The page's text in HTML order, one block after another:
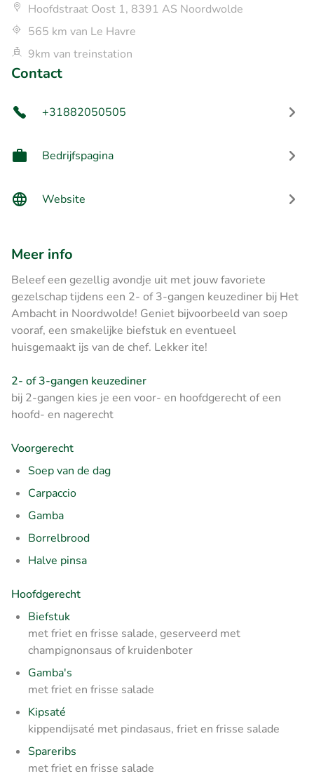
Hoofdstraat Oost 1, 8391 AS Noordwolde
565 km van Le Havre
9km van treinstation
Contact
+31882050505
Bedrijfspagina
Website
Meer info
Beleef een gezellig avondje uit met jouw favoriete
gezelschap tijdens een 2- of 3-gangen keuzediner bij Het
Ambacht in Noordwolde! Geniet bijvoorbeeld van soep
vooraf, een smakelijke biefstuk en eventueel
huisgemaakt ijs van de chef. Lekker ite!
2- of 3-gangen keuzediner
bij 2-gangen kies je een voor- en hoofdgerecht of een
hoofd- en nagerecht
Voorgerecht
Soep van de dag
Carpaccio
Gamba
Borrelbrood
Halve pinsa
Hoofdgerecht
Biefstuk
met friet en frisse salade, geserveerd met
champignonsaus of kruidenboter
Gamba's
met friet en frisse salade
Kipsaté
kippendijsaté met pindasaus, friet en frisse salade
Spareribs
met friet en frisse salade